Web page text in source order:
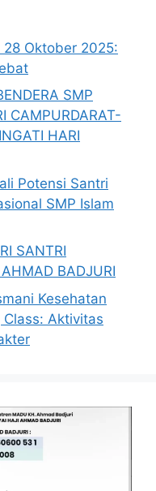
Oktober 2025:
SMP
CAMPURDARAT-
HARI
Potensi Santri
SMP Islam
SANTRI
BADJURI
Kesehatan
Aktivitas